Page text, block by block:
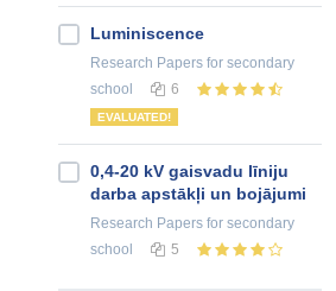
Luminiscence
Research Papers for secondary
school
6
EVALUATED!
0,4-20 kV gaisvadu līniju
darba apstākļi un bojājumi
Research Papers for secondary
school
5